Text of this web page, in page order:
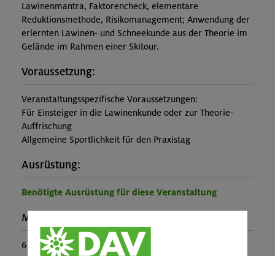
Lawinenmantra, Faktorencheck, elementare
Reduktionsmethode, Risikomanagement; Anwendung der
erlernten Lawinen- und Schneekunde aus der Theorie im
Gelände im Rahmen einer Skitour.
Voraussetzung:
Veranstaltungsspezifische Voraussetzungen:
Für Einsteiger in die Lawinenkunde oder zur Theorie-
Auffrischung
Allgemeine Sportlichkeit für den Praxistag
Ausrüstung:
Benötigte Ausrüstung für diese Veranstaltung
Maximale Teilnehmerzahl:
6